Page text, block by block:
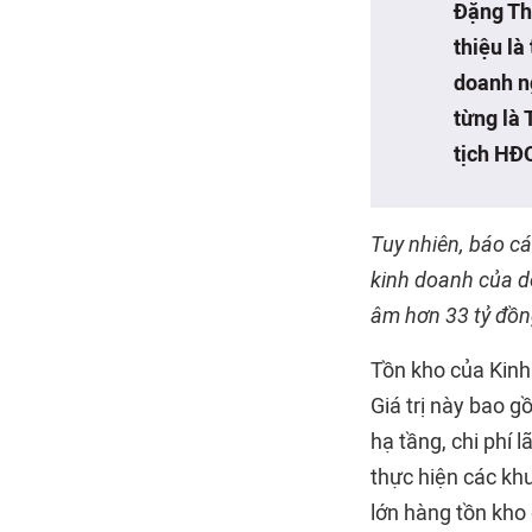
Đặng
thiệu là
doanh
từng là
tịch
Tuy nhiên, báo
kinh doanh của
âm hơn 33 tỷ
Tồn kho của
Giá trị này bao
hạ tầng, chi phí
thực hiện các
lớn hàng tồn